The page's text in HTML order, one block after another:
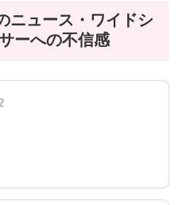
ニュース・ワイドシ
ーへの不信感